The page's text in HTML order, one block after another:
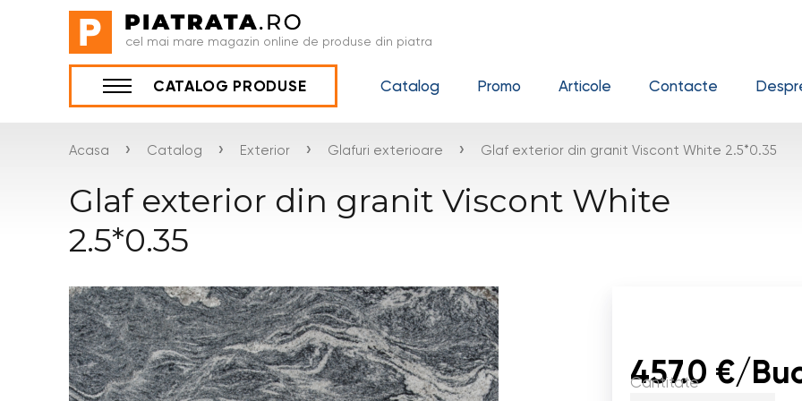
cel mai mare magazin online de produse din piatra
CATALOG PRODUSE Catalog Promo Articole Contacte
Acasa › Catalog › Exterior › Glafuri exterioare › Glaf exterior din granit Viscont White 2.5*0.35
Glaf exterior din granit Viscont White
2.5*0.35
457.0 €/
Cantitate